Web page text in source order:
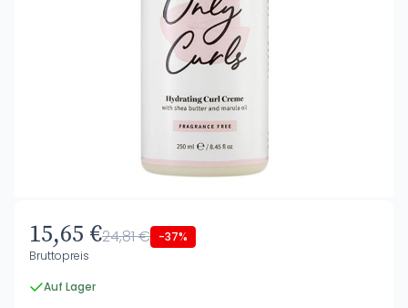
15,65 €24,81 € -37%
Bruttopreis
Auf Lager